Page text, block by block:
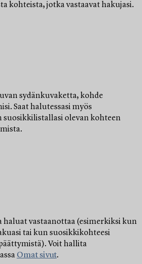
kohteista, jotka vastaavat hakujasi.
sydänkuvaketta, kohde
Saat halutessasi myös
olevan kohteen
haluat vastaanottaa (esimerkiksi kun
tai kun suosikkikohteesi
Voit hallita
Omat sivut.